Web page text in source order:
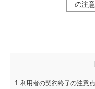
の注
1 利用者の契約終了の注意